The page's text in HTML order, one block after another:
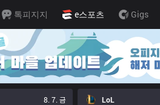
톡피지지 e스포츠 Gigs
8. 7. 금 LoL